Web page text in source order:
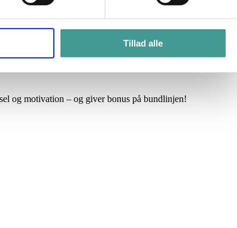
Tillad alle
og motivation – og giver bonus på bundlinjen!